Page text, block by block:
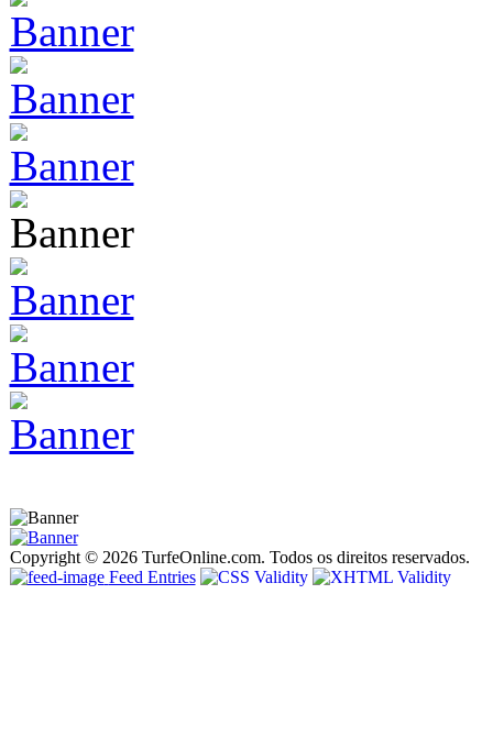
Copyright © 2026 TurfeOnline.com. Todos os direitos reservados.
Feed Entries